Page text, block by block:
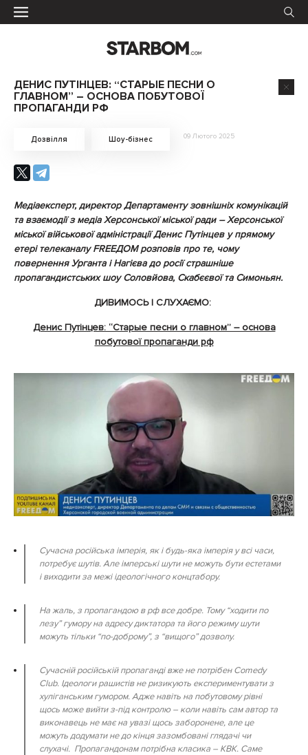
ДЕНИС ПУТІНЦЕВ: “СТАРЫЕ ПЕСНИ О
ГЛАВНОМ” – ОСНОВА ПОБУТОВОЇ
ПРОПАГАНДИ РФ
Дозвілля Шоу-бізнес 09 Лютого 2025
Медіаексперт, директор Департаменту зовнішніх комунікацій
та взаємодії з медіа Херсонської міської ради – Херсонської
міської військової адміністрації Денис Путінцев у прямому
етері телеканалу FREEДОМ розповів про те, чому
повернення Урганта і Нагієва до росії страшніше
пропагандистських шоу Соловйова, Скабєєвої та Симоньян.
ДИВИМОСЬ І СЛУХАЄМО:
Денис Путінцев: “Старые песни о главном” – основа
побутової пропаганди рф
Сучасна російська імперія, як і будь-яка імперія у всі часи,
потребує шутів. Але імперські шути не можуть бути естетами
і виходити за межі ідеологічного концтабору.
На жаль, з пропагандою в рф все добре. Тому “ходити по
лезу” гумору на адресу диктатора та його режиму шути
можуть тільки “по-доброму”, з “вищого” дозволу.
Сучасній російській пропаганді вже не потрібен Comedy
Club. Ідеологи рашистів не ризикують експериментувати з
хуліганським гумором. Адже навіть на побутовому рівні
щось може вийти з-під контролю – коли навіть сам автор та
виконавець не має на увазі щось заборонене, але це
можуть додумати не до кінця зазомбовані глядачі чи
слухачі. Пропагандонам потрібна класика – КВК. Саме